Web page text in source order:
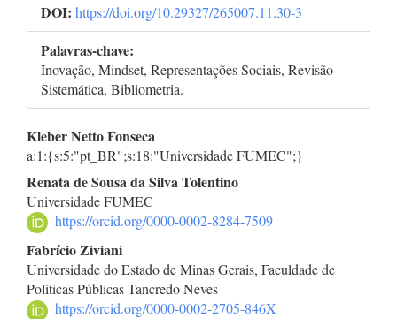
DOI: https://doi.org/10.29327/265007.11.30-3
Palavras-chave:
Inovação, Mindset, Representações Sociais, Revisão
Sistemática, Bibliometria.
Conteúdo
do
artigo
principal
Kleber Netto Fonseca
a:1:{s:5:"pt_BR";s:18:"Universidade FUMEC";}
Renata de Sousa da Silva Tolentino
Universidade FUMEC
https://orcid.org/0000-0002-8284-7509
Fabrício Ziviani
Universidade do Estado de Minas Gerais, Faculdade de
Políticas Públicas Tancredo Neves
https://orcid.org/0000-0002-2705-846X